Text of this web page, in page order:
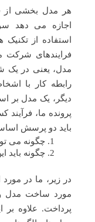
هر مدل بخشی از
اجازه می دهد
استفاده از
مدل، یعنی در یک
رابطه کار با
دیگر، یک مدل بر
پرونده ما،
باید دو پرسش
چگونه می
چگونه باید
در زیر، ما در
مورد ساخت مدل و
پرداخت. علاوه